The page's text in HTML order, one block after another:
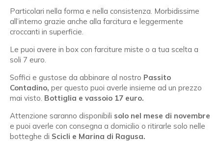
Particolari nella forma e nella consistenza. Morbidissime
all’interno grazie anche alla farcitura e leggermente
croccanti in superficie.
Le puoi avere in box con farciture miste o a tua scelta a
soli 7 euro.
Soffici e gustose da abbinare al nostro Passito
Contadino, per questo puoi averle insieme ad un prezzo
mai visto. Bottiglia e vassoio 17 euro.
Attenzione saranno disponibili solo nel mese di novembre
e puoi averle con consegna a domicilio o ritirarle solo nelle
botteghe di Scicli e Marina di Ragusa.